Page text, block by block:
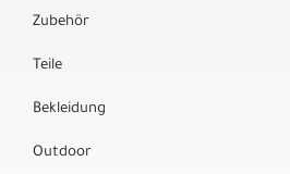
Zubehör
Teile
Bekleidung
Outdoor